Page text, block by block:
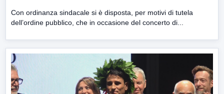
Con ordinanza sindacale si è disposta, per motivi di tutela
dell’ordine pubblico, che in occasione del concerto di...